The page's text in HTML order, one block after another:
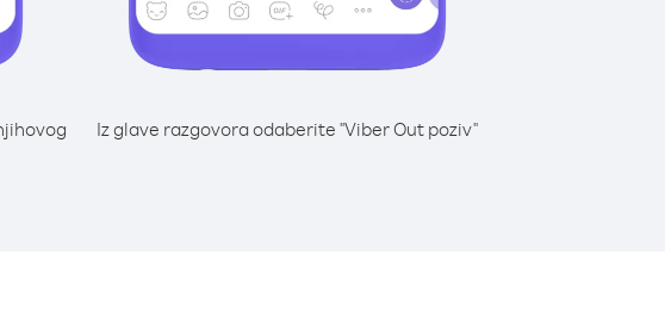
Iz glave razgovora odaberite "Viber Out poziv"